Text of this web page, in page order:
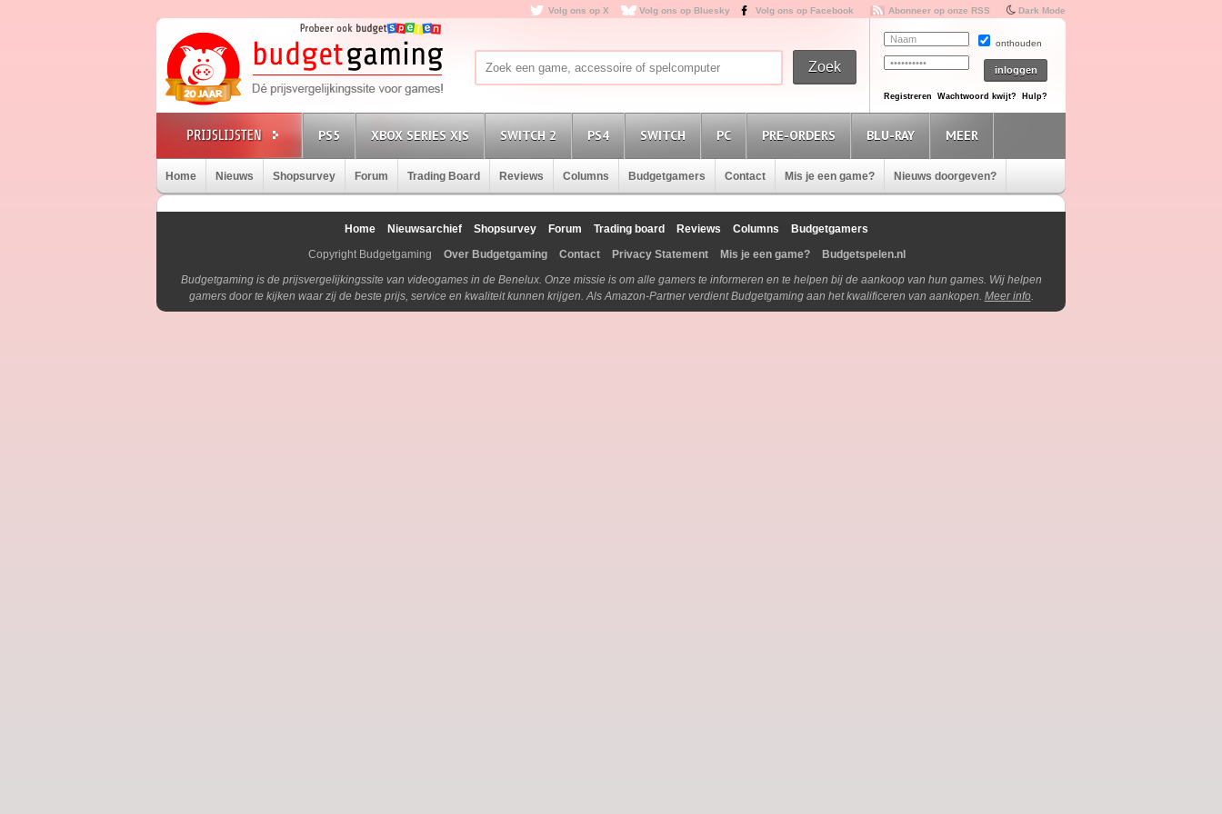
Volg ons op X Volg ons op Bluesky Volg ons op Facebook Abonneer op onze RSS Dark Mode
onthouden
Registreren Wachtwoord kwijt? Hulp?
PS5 XBOX SERIES X|S SWITCH 2 PS4 SWITCH PC PRE-ORDERS BLU-RAY MEER
Home Nieuws Shopsurvey Forum Trading Board Reviews Columns Budgetgamers Contact Mis je een game? Nieuws doorgeven?
Home Nieuwsarchief Shopsurvey Forum Trading board Reviews Columns
Budgetgamers
Copyright Budgetgaming
Over Budgetgaming Contact Privacy Statement Mis je een game?
Budgetspelen.nl
Budgetgaming is de prijsvergelijkingssite van videogames in de Benelux. Onze missie is om alle gamers te informeren en te helpen bij de aankoop van hun games. Wij helpen
gamers door te kijken waar zij de beste prijs, service en kwaliteit kunnen krijgen. Als Amazon-Partner verdient Budgetgaming aan het kwalificeren van aankopen. Meer info.